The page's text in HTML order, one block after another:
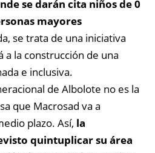
se darán cita niños de 0
mayores
se trata de una iniciativa
la construcción de una
e inclusiva.
de Albolote no es la
que Macrosad va a
plazo. Así, la
quintuplicar su área